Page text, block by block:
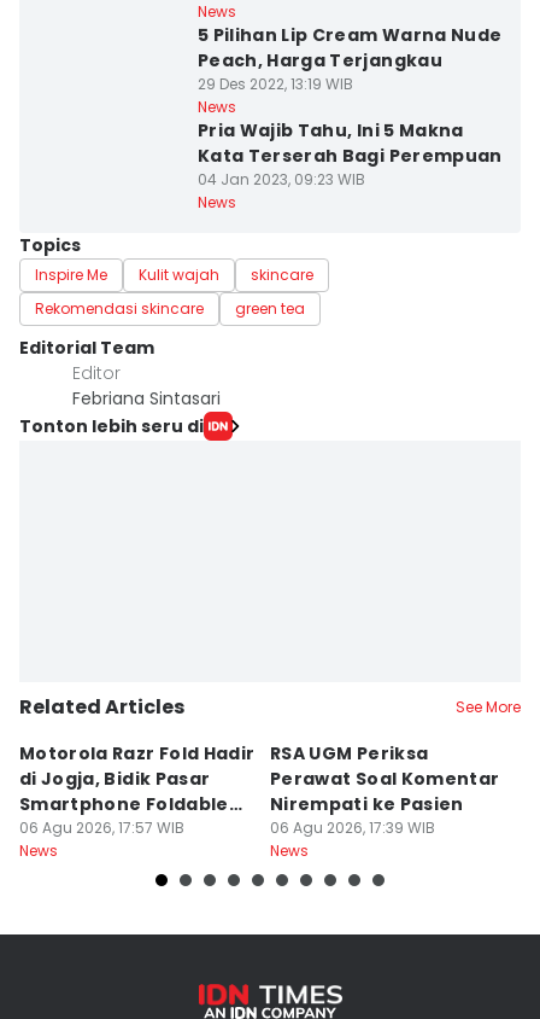
News
5 Pilihan Lip Cream Warna Nude
Peach, Harga Terjangkau
29 Des 2022, 13:19 WIB
News
Pria Wajib Tahu, Ini 5 Makna
Kata Terserah Bagi Perempuan
04 Jan 2023, 09:23 WIB
News
Topics
Inspire Me Kulit wajah
skincare
Rekomendasi skincare
green tea
Editorial Team
Editor
Febriana Sintasari
Tonton lebih seru di
Related Articles See More
Motorola Razr Fold Hadir
di Jogja, Bidik Pasar
Smartphone Foldable
Premium
06 Agu 2026, 17:57 WIB
News
RSA UGM Periksa
Perawat Soal Komentar
Nirempati ke Pasien
06 Agu 2026, 17:39 WIB
News